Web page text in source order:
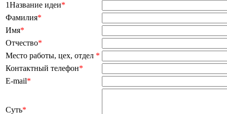
1Название идеи*
Фамилия*
Имя*
Отчество*
Место работы, цех, отдел *
Контактный телефон*
E-mail*
Суть*